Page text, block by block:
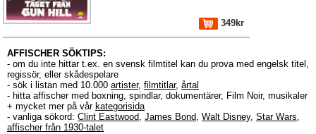
349kr
AFFISCHER SÖKTIPS:
- om du inte hittar t.ex. en svensk filmtitel kan du prova med engelsk titel,
regissör, eller skådespelare
- sök i listan med 10.000 artister, filmtitlar, årtal
- hitta affischer med boxning, spindlar, dokumentärer, Film Noir, musikaler
+ mycket mer på vår kategorisida
- vanliga sökord: Clint Eastwood, James Bond, Walt Disney, Star Wars,
affischer från 1930-talet